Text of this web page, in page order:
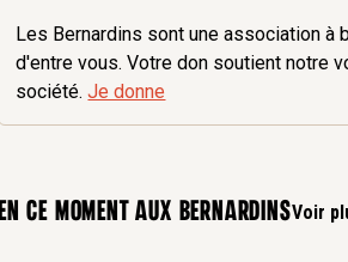
Les Bernardins sont une association à
d'entre vous. Votre don soutient notre
société.Je donne
En ce moment aux bernardinsVoir